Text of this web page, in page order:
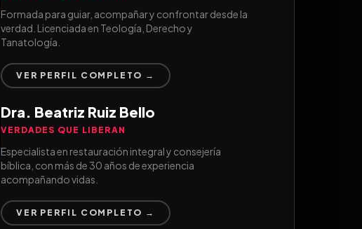
Formada para guiar, acompañar y confrontar desde la
verdad. Licenciada en Teología, Derecho y
Tanatología.
VER PERFIL COMPLETO →
Dra. Beatriz Ruiz Bello
VERDADES QUE LIBERAN
Especialista en restauración integral y consejería
bíblica, con más de 30 años de experiencia
acompañando vidas.
VER PERFIL COMPLETO →